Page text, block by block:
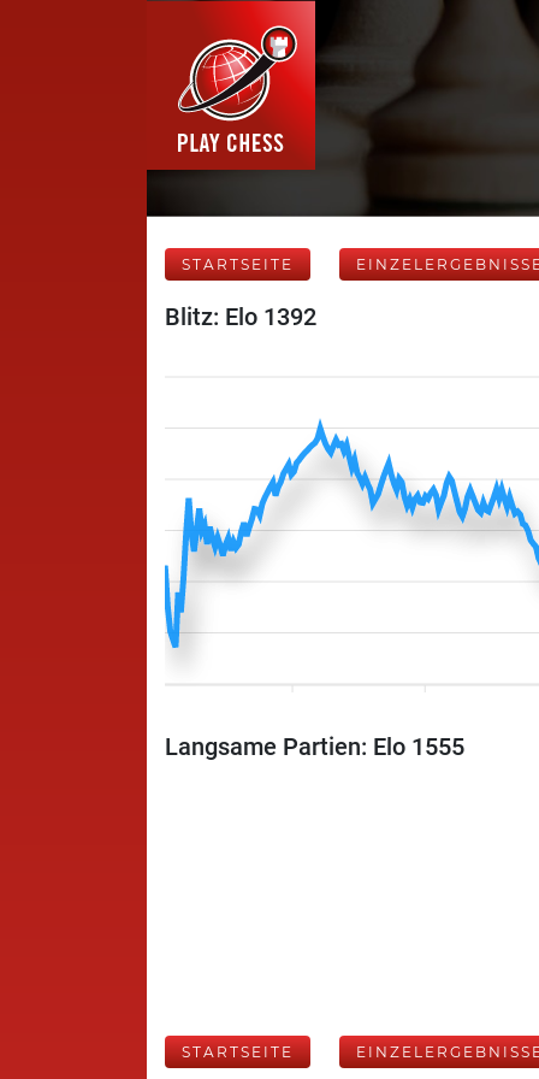
STARTSEITE
Blitz: Elo 1392
Langsame Partien: Elo 1555
STARTSEITE